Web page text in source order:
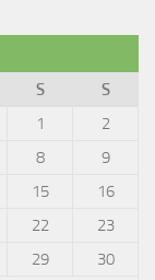
S
S
1
2
8
9
15
16
22
23
29
30